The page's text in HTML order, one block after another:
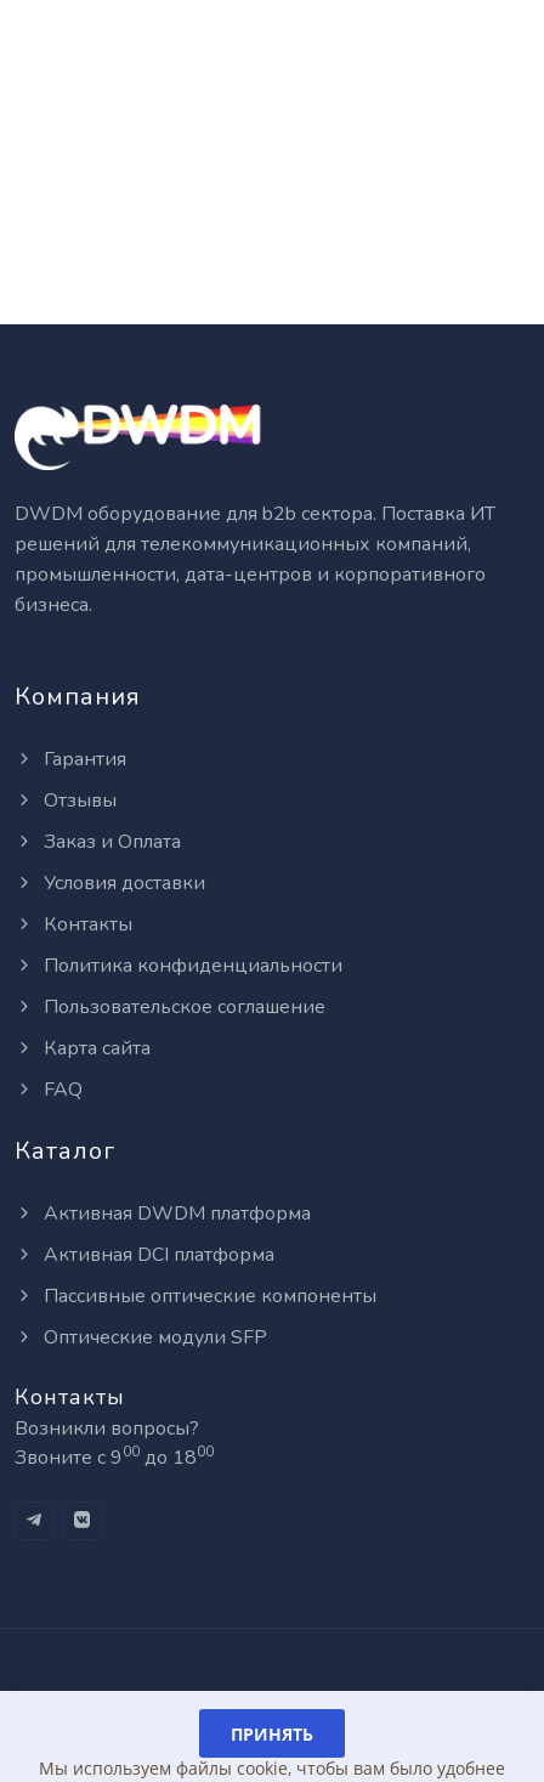
DWDM оборудование для b2b сектора. Поставка ИТ
решений для телекоммуникационных компаний,
промышленности, дата-центров и корпоративного
бизнеса.
Компания
Гарантия
Отзывы
Заказ и Оплата
Условия доставки
Контакты
Политика конфиденциальности
Пользовательское соглашение
Карта сайта
FAQ
Каталог
Активная DWDM платформа
Активная DCI платформа
Пассивные оптические компоненты
Оптические модули SFP
Контакты
Возникли вопросы?
Звоните с 900 до 1800
Разработка и
поддержка:
GIANIT.ru
ПРИНЯТЬ
Мы используем файлы cookie, чтобы вам было удобнее